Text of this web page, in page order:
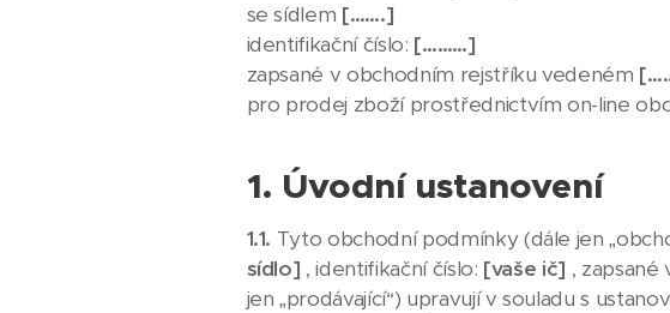
se sídlem […….]
identifikační číslo: [………]
zapsané v obchodním rejstříku vedeném
pro prodej zboží prostřednictvím on-line
1. Úvodní ustanovení
1.1. Tyto obchodní podmínky (dále jen
sídlo] , identifikační číslo: [vaše ič] ,
jen „prodávající“) upravují v souladu s